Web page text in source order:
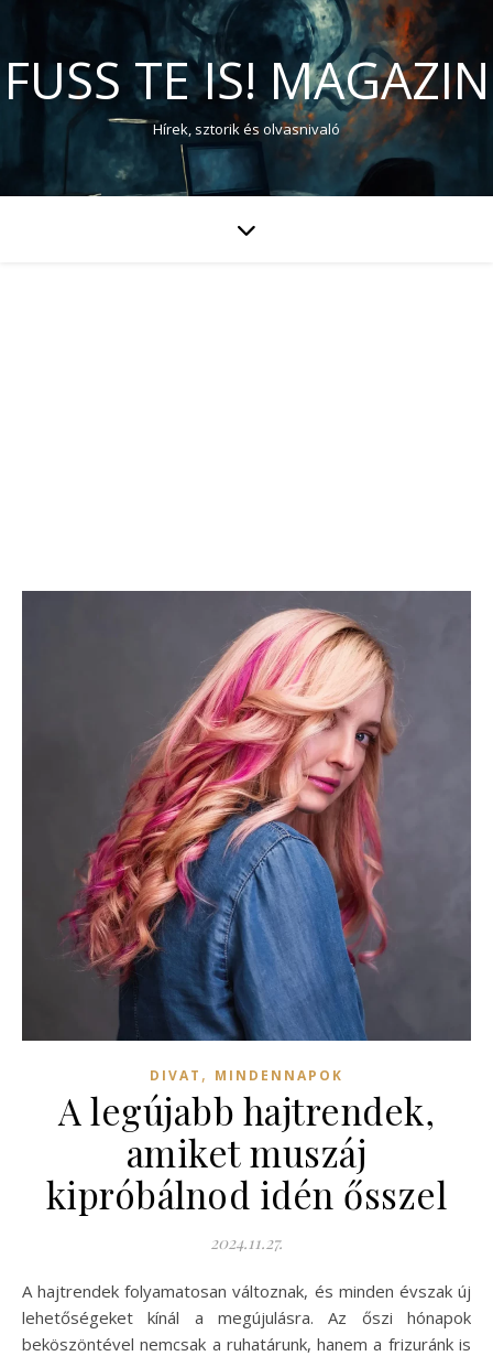
FUSS TE IS! MAGAZIN
Hírek, sztorik és olvasnivaló
DIVAT , MINDENNAPOK
A legújabb hajtrendek,
amiket muszáj
kipróbálnod idén ősszel
2024.11.27.
A hajtrendek folyamatosan változnak, és minden évszak új
lehetőségeket kínál a megújulásra. Az őszi hónapok
beköszöntével nemcsak a ruhatárunk, hanem a frizuránk is